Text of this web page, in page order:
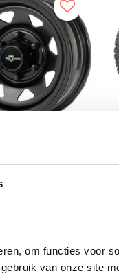
om functies voor
van onze site